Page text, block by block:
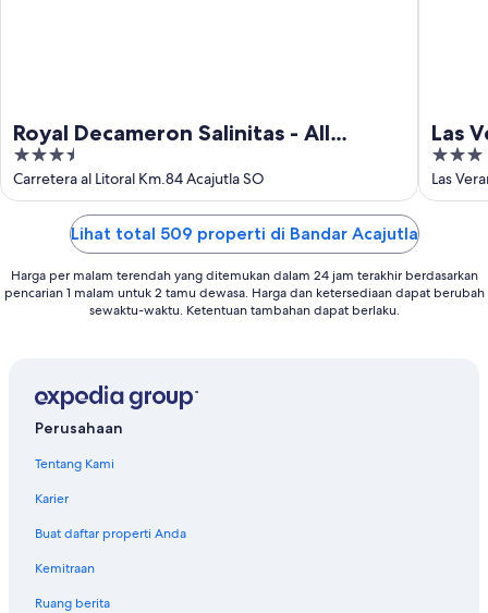
Royal Decameron Salinitas - All
Inclusive
3.5
out
of
Carretera al Litoral Km.84 Acajutla SO
Las
3
out
of
Las
Lihat total 509 properti di Bandar Acajutla
Harga per malam terendah yang ditemukan dalam 24 jam terakhir berdasarkan
pencarian 1 malam untuk 2 tamu dewasa. Harga dan ketersediaan dapat berubah
sewaktu-waktu. Ketentuan tambahan dapat berlaku.
Perusahaan
Tentang Kami
Karier
Buat daftar properti Anda
Kemitraan
Ruang berita